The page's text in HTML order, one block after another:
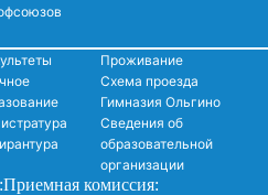
Проживание
Схема проезда
Гимназия Ольгино
Сведения об
образовательной
организации
Приемная комиссия: